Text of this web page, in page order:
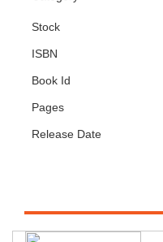
Stock
ISBN
Book Id
Pages
Release Date